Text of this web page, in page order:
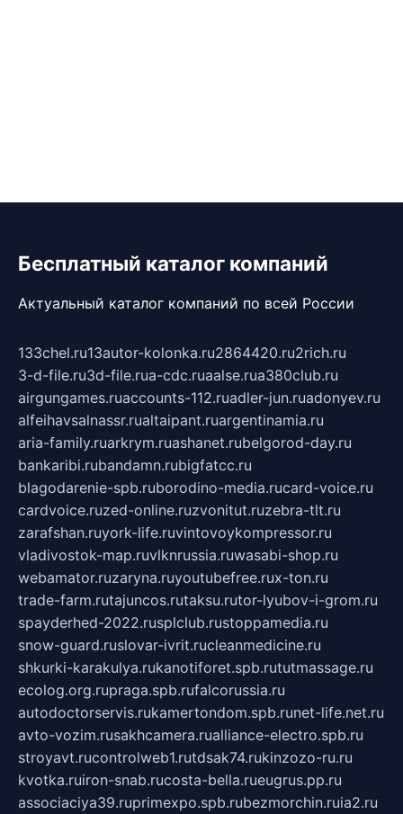
Бесплатный каталог компаний
Актуальный каталог компаний по всей России
133chel.ru13autor-kolonka.ru2864420.ru2rich.ru
3-d-file.ru3d-file.rua-cdc.ruaalse.rua380club.ru
airgungames.ruaccounts-112.ruadler-jun.ruadonyev.ru
alfeihavsalnassr.rualtaipant.ruargentinamia.ru
aria-family.ruarkrym.ruashanet.rubelgorod-day.ru
bankaribi.rubandamn.rubigfatcc.ru
blagodarenie-spb.ruborodino-media.rucard-voice.ru
cardvoice.ruzed-online.ruzvonitut.ruzebra-tlt.ru
zarafshan.ruyork-life.ruvintovoykompressor.ru
vladivostok-map.ruvlknrussia.ruwasabi-shop.ru
webamator.ruzaryna.ruyoutubefree.rux-ton.ru
trade-farm.rutajuncos.rutaksu.rutor-lyubov-i-grom.ru
spayderhed-2022.rusplclub.rustoppamedia.ru
snow-guard.ruslovar-ivrit.rucleanmedicine.ru
shkurki-karakulya.rukanotiforet.spb.rututmassage.ru
ecolog.org.rupraga.spb.rufalcorussia.ru
autodoctorservis.rukamertondom.spb.runet-life.net.ru
avto-vozim.rusakhcamera.rualliance-electro.spb.ru
stroyavt.rucontrolweb1.rutdsak74.rukinzozo-ru.ru
kvotka.ruiron-snab.rucosta-bella.rueugrus.pp.ru
associaciya39.ruprimexpo.spb.rubezmorchin.ruia2.ru